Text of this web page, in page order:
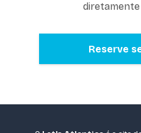
Reserve